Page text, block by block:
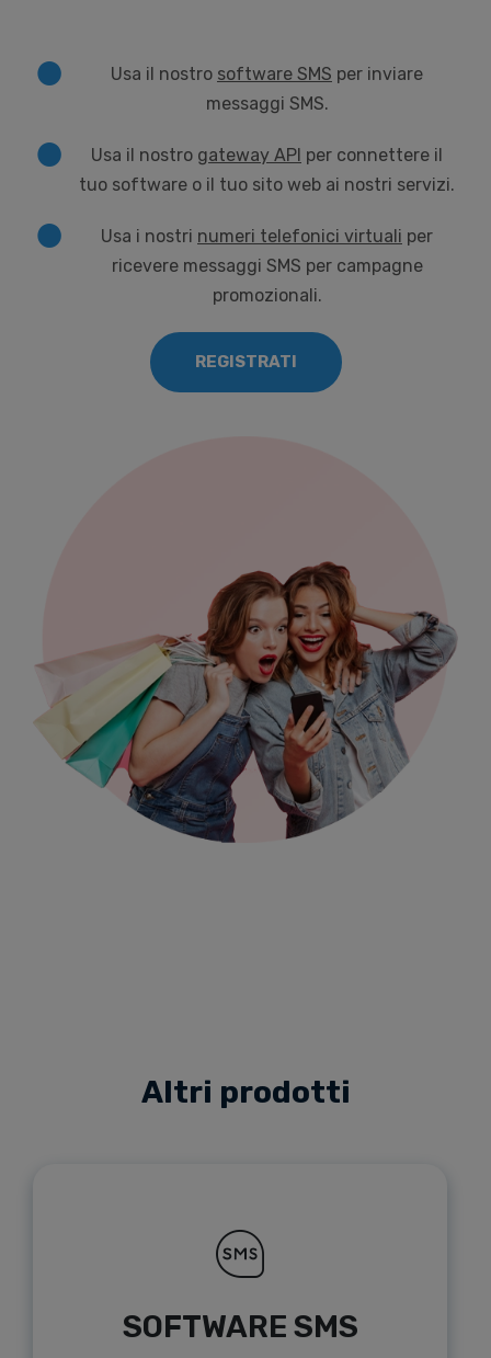
Usa il nostro software SMS per inviare
messaggi SMS.
Usa il nostro gateway API per connettere il
tuo software o il tuo sito web ai nostri servizi.
Usa i nostri numeri telefonici virtuali per
ricevere messaggi SMS per campagne
promozionali.
REGISTRATI
Altri prodotti
SOFTWARE SMS